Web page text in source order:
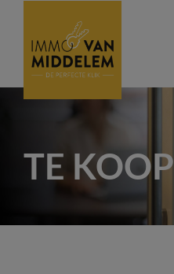
TE KOOP